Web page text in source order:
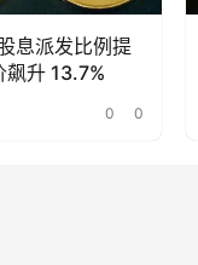
息派发比例提
飙升 13.7%
0 0